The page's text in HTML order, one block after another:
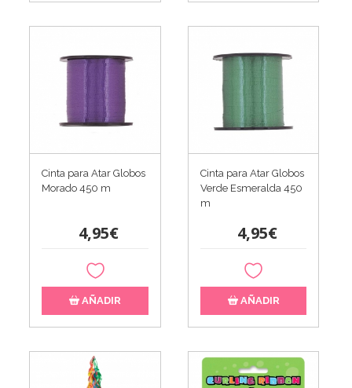
Cinta para Atar Globos
Morado 450 m
4,95€
AÑADIR
Cinta para Atar Globos
Verde Esmeralda 450
m
4,95€
AÑADIR